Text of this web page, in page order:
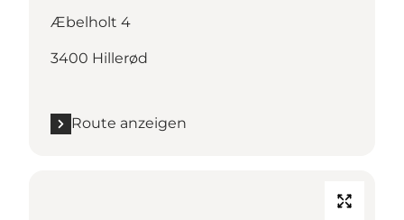
Æbelholt 4
3400 Hillerød
Route anzeigen